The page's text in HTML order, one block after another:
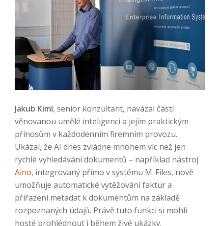
Jakub Kiml, senior konzultant, navázal částí
věnovanou umělé inteligenci a jejím praktickým
přínosům v každodenním firemním provozu.
Ukázal, že AI dnes zvládne mnohem víc než jen
rychlé vyhledávání dokumentů – například nástroj
Aino, integrovaný přímo v systému M-Files, nově
umožňuje automatické vytěžování faktur a
přiřazení metadat k dokumentům na základě
rozpoznaných údajů. Právě tuto funkci si mohli
hosté prohlédnout i během živé ukázky.